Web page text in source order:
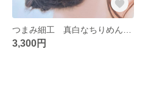
3,300円